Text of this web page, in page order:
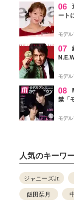
06
ート
ぎ」
モデ
07
徴す
モデ
08
禁「
モデ
人気のキーワ
ジャニーズJr.
飯田栞月